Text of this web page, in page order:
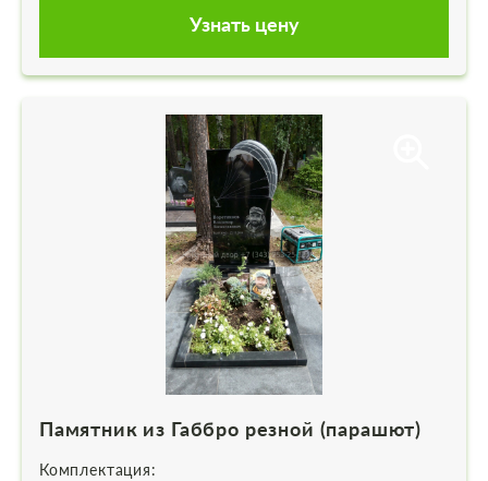
Узнать цену
Памятник из Габбро резной (парашют)
Комплектация: